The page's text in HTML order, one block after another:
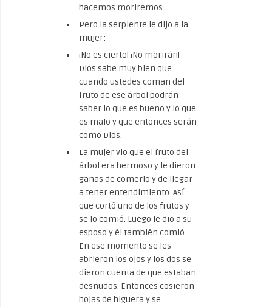
hacemos moriremos.
Pero la serpiente le dijo a la
mujer:
¡No es cierto! ¡No morirán!
Dios sabe muy bien que
cuando ustedes coman del
fruto de ese árbol podrán
saber lo que es bueno y lo que
es malo y que entonces serán
como Dios.
La mujer vio que el fruto del
árbol era hermoso y le dieron
ganas de comerlo y de llegar
a tener entendimiento. Así
que cortó uno de los frutos y
se lo comió. Luego le dio a su
esposo y él también comió.
En ese momento se les
abrieron los ojos y los dos se
dieron cuenta de que estaban
desnudos. Entonces cosieron
hojas de higuera y se